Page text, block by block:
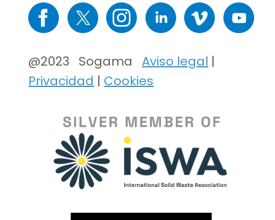
Imaxe Imaxe Imaxe Imaxe Imaxe Imaxe
@2023 SogamaAviso legal |
Privacidad | Cookies